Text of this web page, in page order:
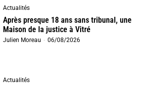
Actualités
Après presque 18 ans sans tribunal, une
Maison de la justice à Vitré
Julien Moreau - 06/08/2026
Actualités